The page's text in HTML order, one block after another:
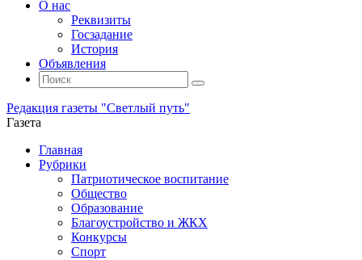
О нас
Реквизиты
Госзадание
История
Объявления
Поиск
Искать:
Поиск
Редакция газеты "Светлый путь"
Газета
Промотать
содержимому
Главная
Рубрики
Патриотическое воспитание
Общество
Образование
Благоустройство и ЖКХ
Конкурсы
Спорт